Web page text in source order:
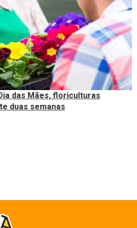
das Mães, floriculturas
duas semanas